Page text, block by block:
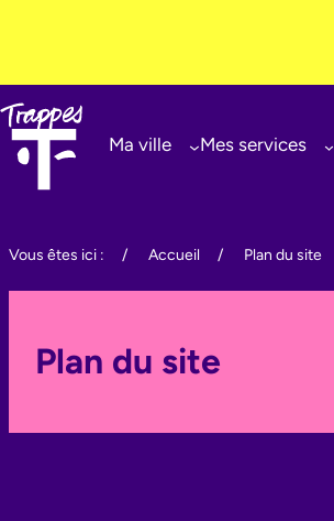
au
Ma ville Mes services
Vous êtes ici : / Accueil / Plan du site
Plan du site